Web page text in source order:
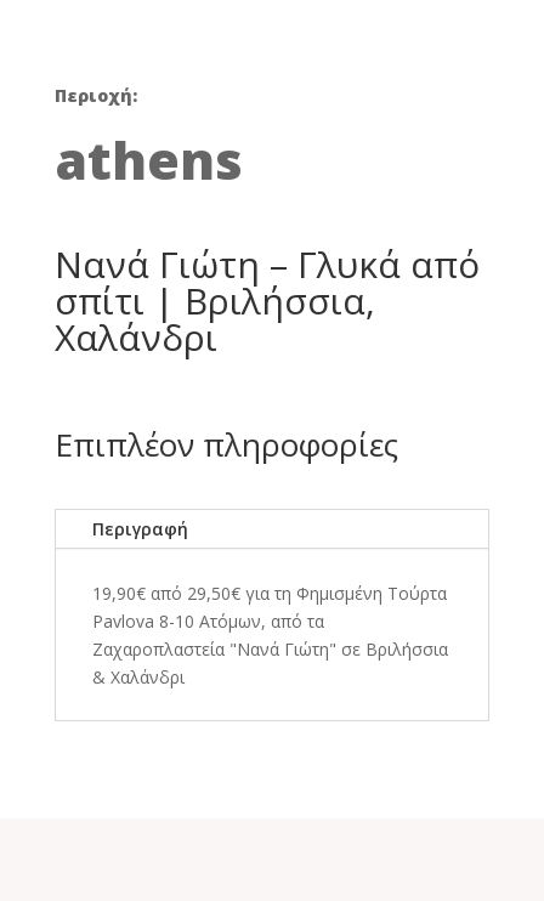
Περιοχή:
athens
Νανά Γιώτη – Γλυκά από
σπίτι | Βριλήσσια,
Χαλάνδρι
Επιπλέον πληροφορίες
Περιγραφή
19,90€ από 29,50€ για τη Φημισμένη Τούρτα
Pavlova 8-10 Ατόμων, από τα
Ζαχαροπλαστεία "Νανά Γιώτη" σε Βριλήσσια
& Χαλάνδρι